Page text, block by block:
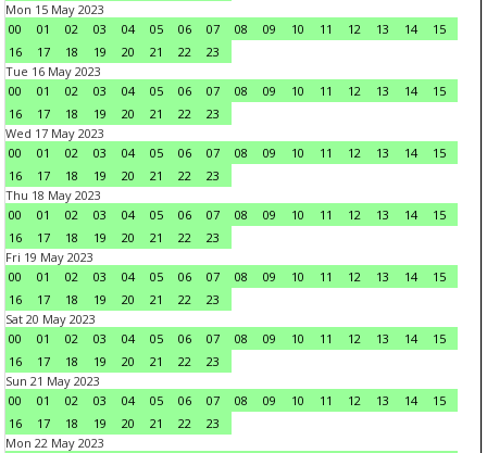
Mon 15 May 2023
00
01 02 03 04 05 06 07 08 09 10 11 12 13 14
15
16
17 18 19 20 21 22
23
Tue 16 May 2023
00
01 02 03 04 05 06 07 08 09 10 11 12 13 14
15
16
17 18 19 20 21 22
23
Wed 17 May 2023
00
01 02 03 04 05 06 07 08 09 10 11 12 13 14
15
16
17 18 19 20 21 22
23
Thu 18 May 2023
00
01 02 03 04 05 06 07 08 09 10 11 12 13 14
15
16
17 18 19 20 21 22
23
Fri 19 May 2023
00
01 02 03 04 05 06 07 08 09 10 11 12 13 14
15
16
17 18 19 20 21 22
23
Sat 20 May 2023
00
01 02 03 04 05 06 07 08 09 10 11 12 13 14
15
16
17 18 19 20 21 22
23
Sun 21 May 2023
00
01 02 03 04 05 06 07 08 09 10 11 12 13 14
15
16
17 18 19 20 21 22
23
Mon 22 May 2023